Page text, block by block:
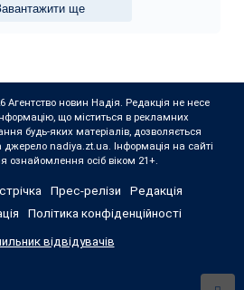
ще
Агентство новин Надія. Редакція не несе
що міститься в рекламних
будь-яких матеріалів, дозволяється
nadiya.zt.ua. Інформація на сайті
ознайомлення осіб віком 21+.
Прес-релізи
Редакція
Політика конфіденційності